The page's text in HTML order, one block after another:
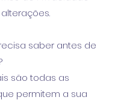
saber antes de
são todas as
permitem a sua